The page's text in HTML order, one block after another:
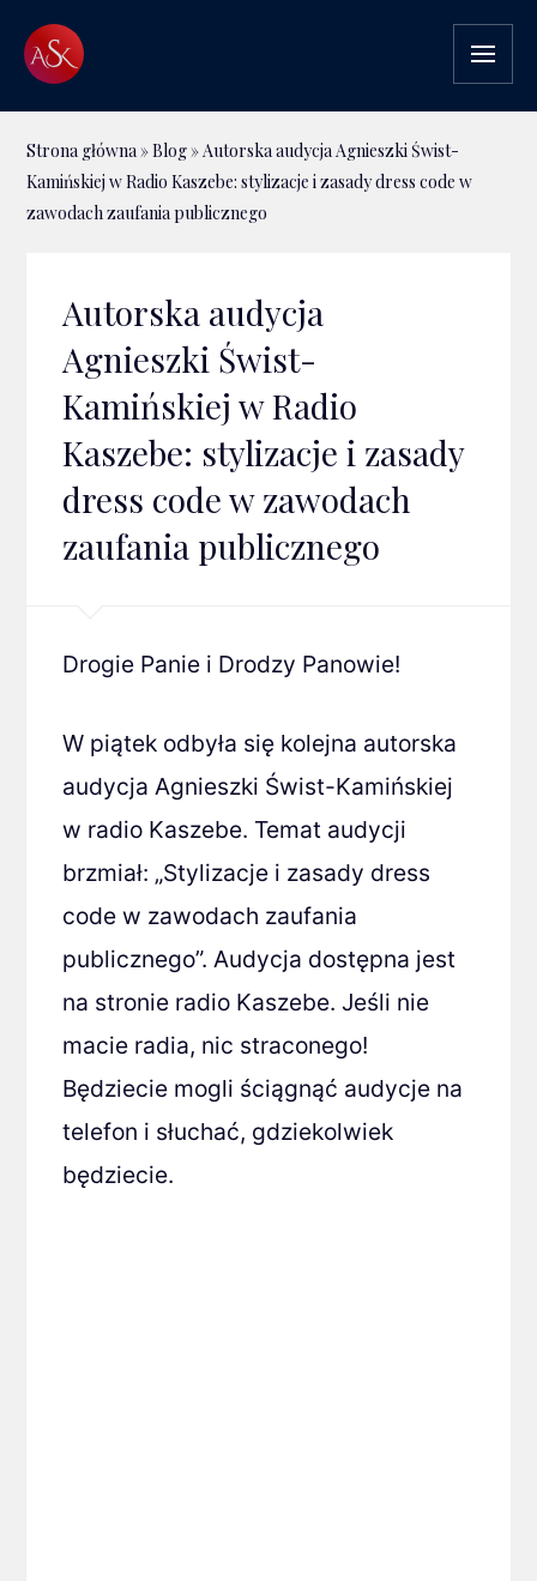
Strona główna»Blog»Autorska audycja Agnieszki Świst-
Kamińskiej w Radio Kaszebe: stylizacje i zasady dress code w
zawodach zaufania publicznego
Autorska audycja
Agnieszki Świst-
Kamińskiej w Radio
Kaszebe: stylizacje i zasady
dress code w zawodach
zaufania publicznego
Drogie Panie i Drodzy Panowie!
W piątek odbyła się kolejna autorska
audycja Agnieszki Świst-Kamińskiej
w radio Kaszebe. Temat audycji
brzmiał: „Stylizacje i zasady dress
code w zawodach zaufania
publicznego”. Audycja dostępna jest
na stronie radio Kaszebe. Jeśli nie
macie radia, nic straconego!
Będziecie mogli ściągnąć audycje na
telefon i słuchać, gdziekolwiek
będziecie.